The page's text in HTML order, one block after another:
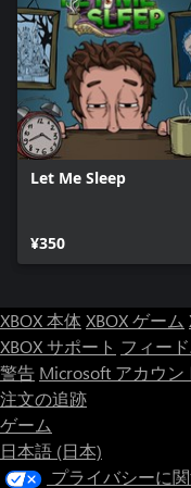
Let Me Sleep
¥350
XBOX 本体XBOX ゲーム
XBOX サポート フィー
警告 Microsoft アカウン
注文の追跡
ゲーム
日本語 (日本)
プライバシーに